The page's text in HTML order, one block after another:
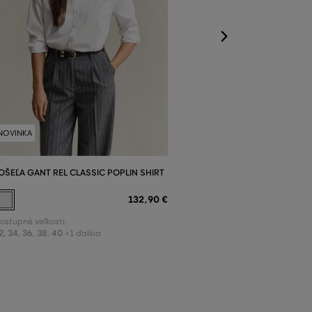
GANT REL CLASSIC POPLIN SHIRT
132,90 €
veľkosti:
34 36 38 40 +1 ďalšia